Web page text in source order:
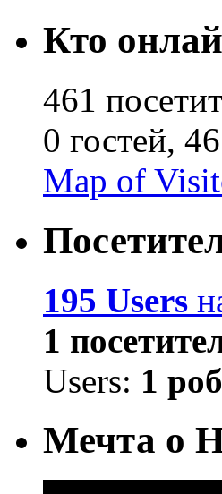
Кто
461
0 гостей,
Map of
195 Users
1
Users: 1
Мечта о